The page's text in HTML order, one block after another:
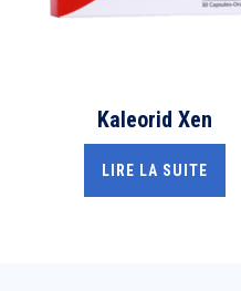
Kaleorid Xen
LIRE LA SUITE